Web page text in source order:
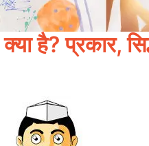
है? प्रकार,